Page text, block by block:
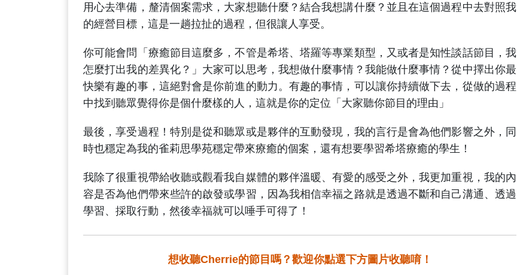
用心去準備，釐清個案需求，大家想聽什麼？結合我想講什麼？並且在這個過程中去對照我
的經營目標，這是一趟拉扯的過程，但很讓人享受。
你可能會問「療癒節目這麼多，不管是希塔、塔羅等專業類型，又或者是知性談話節目，我
怎麼打出我的差異化？」大家可以思考，我想做什麼事情？我能做什麼事情？從中擇出你最
快樂有趣的事，這絕對會是你前進的動力。有趣的事情，可以讓你持續做下去，從做的過程
中找到聽眾覺得你是個什麼樣的人，這就是你的定位「大家聽你節目的理由」
最後，享受過程！特別是從和聽眾或是夥伴的互動發現，我的言行是會為他們影響之外，同
時也穩定為我的雀莉思學苑穩定帶來療癒的個案，還有想要學習希塔療癒的學生！
我除了很重視帶給收聽或觀看我自媒體的夥伴溫暖、有愛的感受之外，我更加重視，我的內
容是否為他們帶來些許的啟發或學習，因為我相信幸福之路就是透過不斷和自己溝通、透過
學習、採取行動，然後幸福就可以唾手可得了！
想收聽Cherrie的節目嗎？歡迎你點選下方圖片收聽唷！